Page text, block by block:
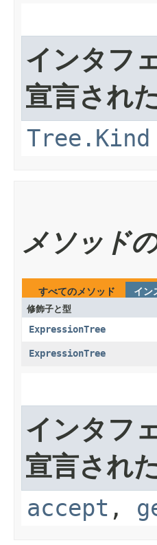
インタ
宣言され
Tree.Kind
メソッド
すべてのメソッド イン
修飾子と型
ExpressionTree
ExpressionTree
インタ
宣言され
accept ,